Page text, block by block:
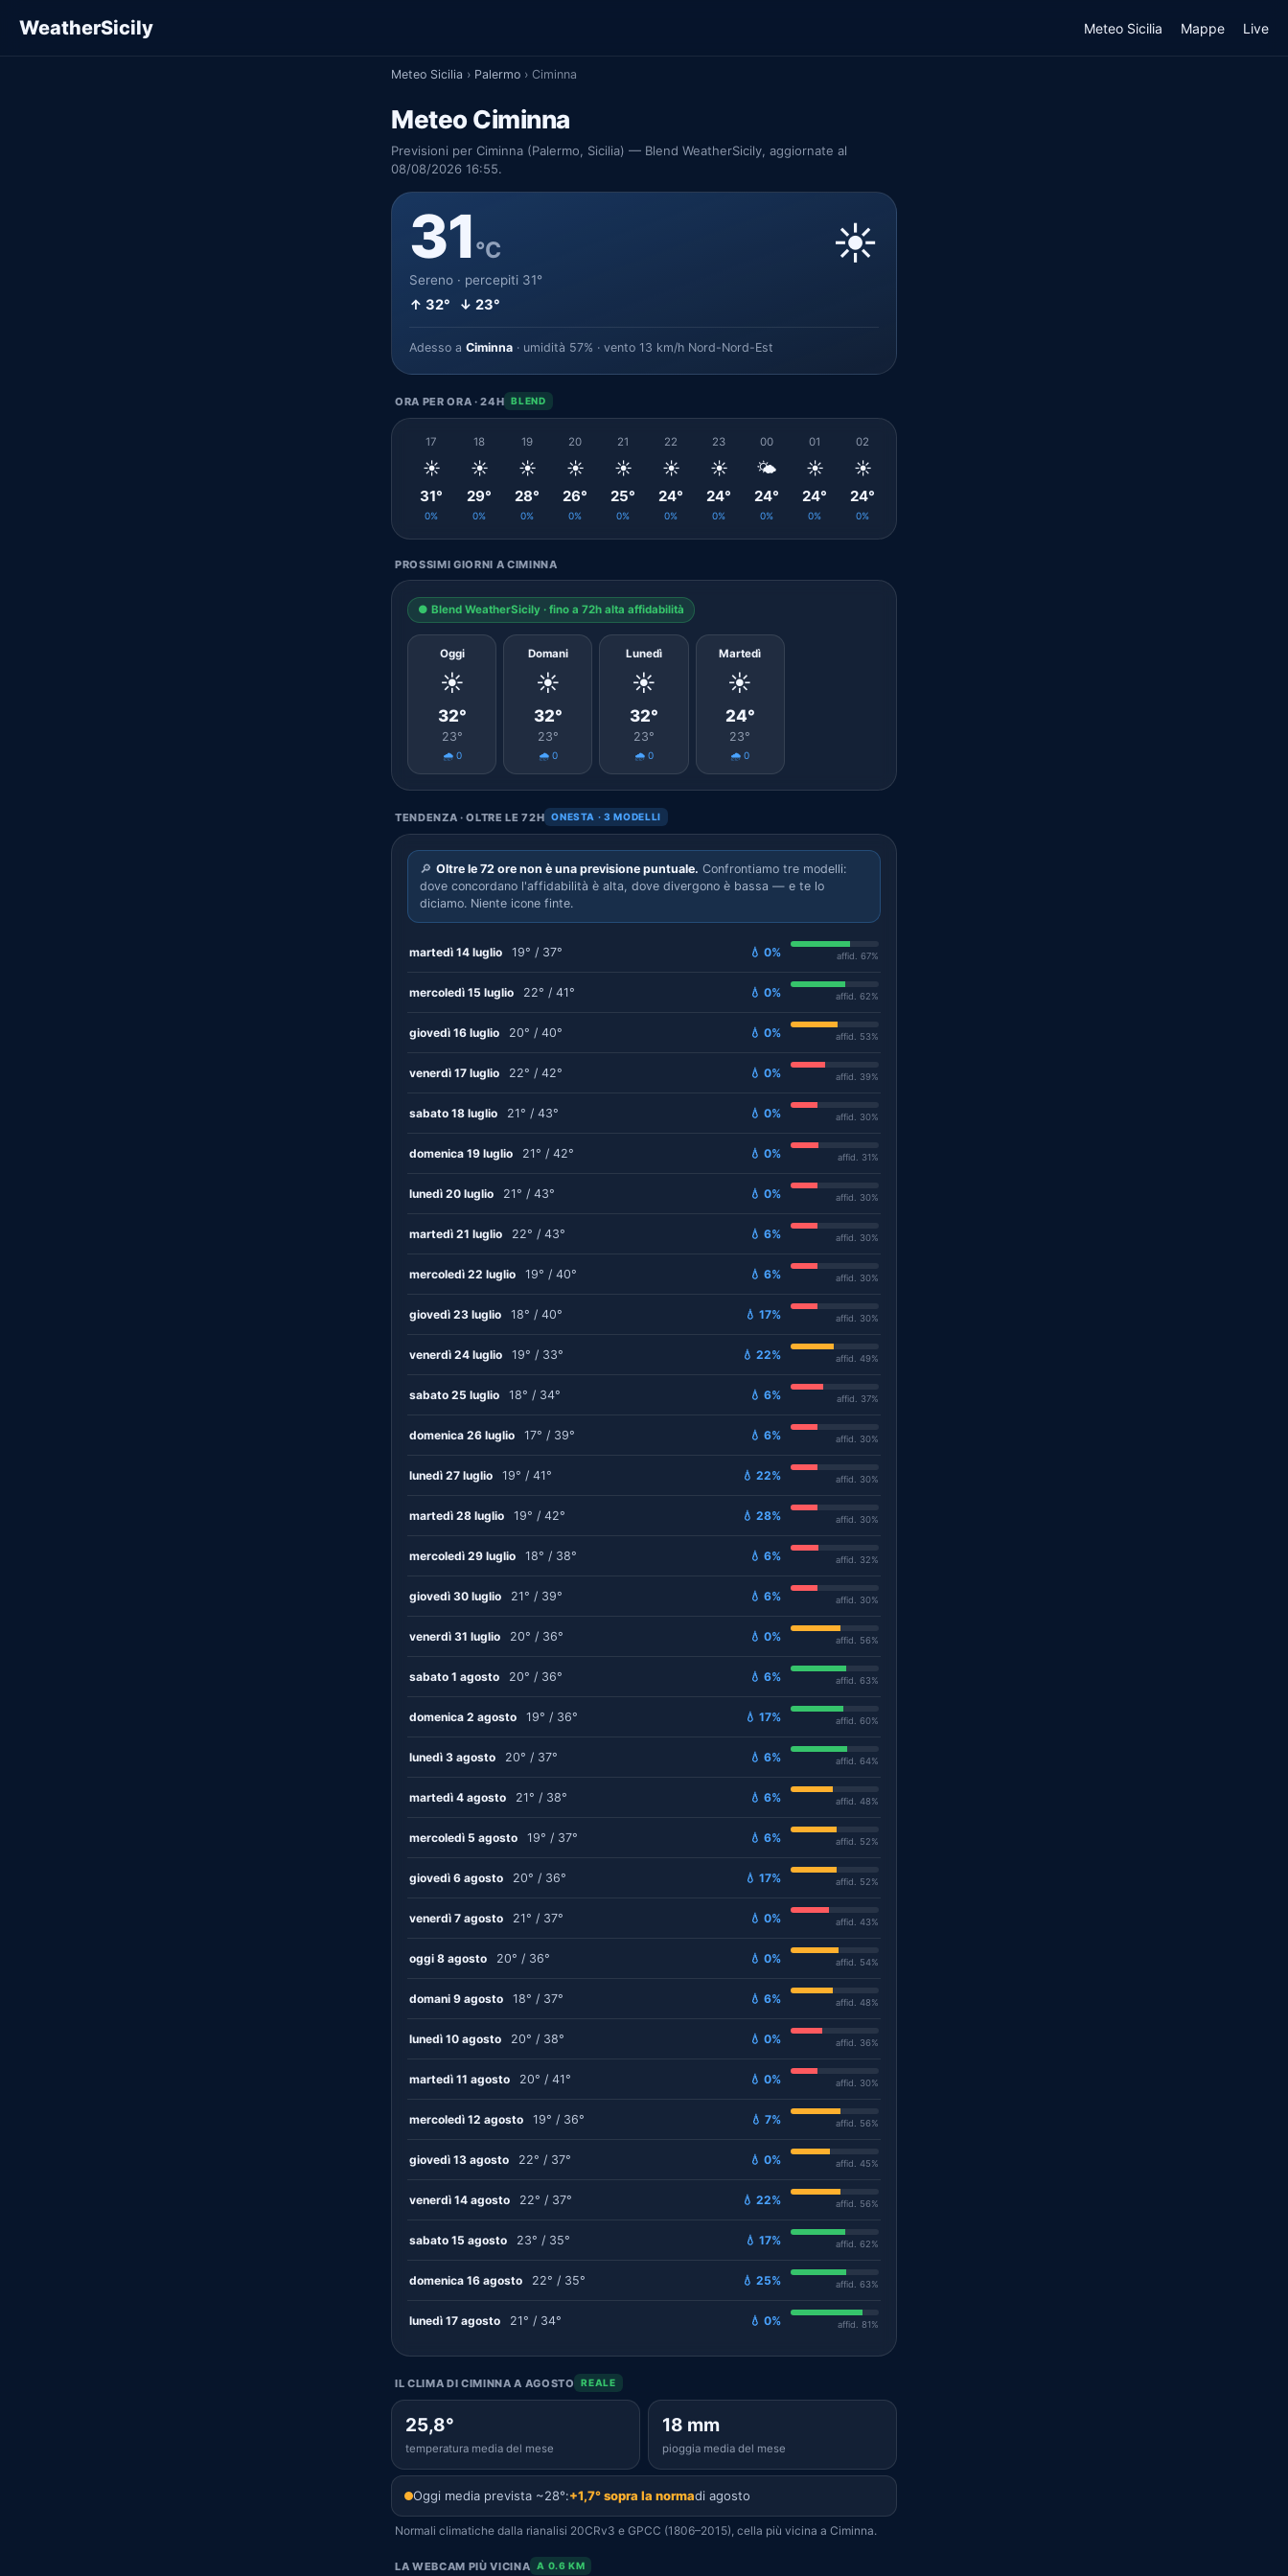
WeatherSicily Meteo Sicilia Mappe Live
Meteo Sicilia › Palermo › Ciminna
Meteo Ciminna
Previsioni per Ciminna (Palermo, Sicilia) — Blend WeatherSicily, aggiornate al
08/08/2026 16:55.
31°C
Sereno · percepiti 31°
↑ 32° ↓ 23°
☀️
Adesso a Ciminna · umidità 57% · vento 13 km/h Nord-Nord-Est
ORA PER ORA · 24H BLEND
17
☀️
31°
0%
18
☀️
29°
0%
19
☀️
28°
0%
20
☀️
26°
0%
21
☀️
25°
0%
22
☀️
24°
0%
23
☀️
24°
0%
00
🌤️
24°
0%
01
☀️
24°
0%
02
☀️
24°
0%
PROSSIMI GIORNI A CIMINNA
● Blend WeatherSicily · fino a 72h alta affidabilità
Oggi
☀️
32°
23°
🌧️ 0
Domani
☀️
32°
23°
🌧️ 0
Lunedì
☀️
32°
23°
🌧️ 0
Martedì
☀️
24°
23°
🌧️ 0
TENDENZA · OLTRE LE 72H ONESTA · 3 MODELLI
🔎 Oltre le 72 ore non è una previsione puntuale. Confrontiamo tre modelli:
dove concordano l'affidabilità è alta, dove divergono è bassa — e te lo
diciamo. Niente icone finte.
martedì 14 luglio 19° / 37° 💧 0% affid. 67%
mercoledì 15 luglio 22° / 41° 💧 0% affid. 62%
giovedì 16 luglio 20° / 40° 💧 0% affid. 53%
venerdì 17 luglio 22° / 42° 💧 0% affid. 39%
sabato 18 luglio 21° / 43° 💧 0% affid. 30%
domenica 19 luglio 21° / 42° 💧 0% affid. 31%
lunedì 20 luglio 21° / 43° 💧 0% affid. 30%
martedì 21 luglio 22° / 43° 💧 6% affid. 30%
mercoledì 22 luglio 19° / 40° 💧 6% affid. 30%
giovedì 23 luglio 18° / 40° 💧 17% affid. 30%
venerdì 24 luglio 19° / 33° 💧 22% affid. 49%
sabato 25 luglio 18° / 34° 💧 6% affid. 37%
domenica 26 luglio 17° / 39° 💧 6% affid. 30%
lunedì 27 luglio 19° / 41° 💧 22% affid. 30%
martedì 28 luglio 19° / 42° 💧 28% affid. 30%
mercoledì 29 luglio 18° / 38° 💧 6% affid. 32%
giovedì 30 luglio 21° / 39° 💧 6% affid. 30%
venerdì 31 luglio 20° / 36° 💧 0% affid. 56%
sabato 1 agosto 20° / 36° 💧 6% affid. 63%
domenica 2 agosto 19° / 36° 💧 17% affid. 60%
lunedì 3 agosto 20° / 37° 💧 6% affid. 64%
martedì 4 agosto 21° / 38° 💧 6% affid. 48%
mercoledì 5 agosto 19° / 37° 💧 6% affid. 52%
giovedì 6 agosto 20° / 36° 💧 17% affid. 52%
venerdì 7 agosto 21° / 37° 💧 0% affid. 43%
oggi 8 agosto 20° / 36° 💧 0% affid. 54%
domani 9 agosto 18° / 37° 💧 6% affid. 48%
lunedì 10 agosto 20° / 38° 💧 0% affid. 36%
martedì 11 agosto 20° / 41° 💧 0% affid. 30%
mercoledì 12 agosto 19° / 36° 💧 7% affid. 56%
giovedì 13 agosto 22° / 37° 💧 0% affid. 45%
venerdì 14 agosto 22° / 37° 💧 22% affid. 56%
sabato 15 agosto 23° / 35° 💧 17% affid. 62%
domenica 16 agosto 22° / 35° 💧 25% affid. 63%
lunedì 17 agosto 21° / 34° 💧 0% affid. 81%
IL CLIMA DI CIMINNA A AGOSTO REALE
25,8°
temperatura media del mese
18 mm
pioggia media del mese
Oggi media prevista ~28°:+1,7° sopra la normadi agosto
Normali climatiche dalla rianalisi 20CRv3 e GPCC (1806–2015), cella più vicina a Ciminna.
LA WEBCAM PIÙ VICINA A 0.6 KM